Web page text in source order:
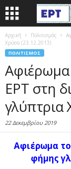
Αρχική Πολιτισμός
Χρύσα (23.12.2013)
ΠΟΛΙΤΙΣΜΌΣ
Αφιέρωμα
ΕΡΤ στη
γλύπτρια
22 Δεκεμβρίου 2019
Αφιέρωμα
φήμης